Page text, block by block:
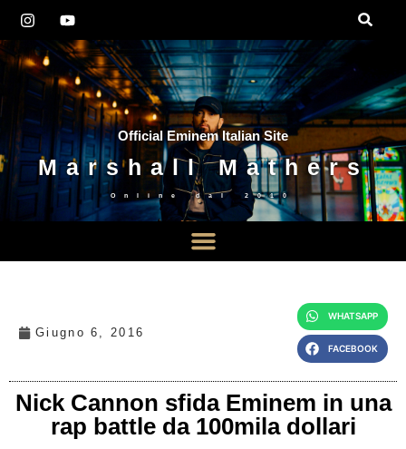
Official Eminem Italian Site
Marshall Mathers
Online dal 2010
Giugno 6, 2016
WHATSAPP
FACEBOOK
Nick Cannon sfida Eminem in una
rap battle da 100mila dollari